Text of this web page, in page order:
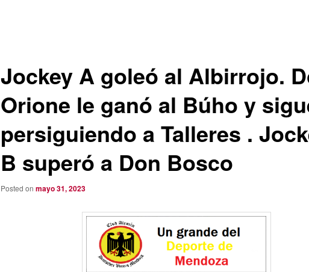
Jockey A goleó al Albirrojo.
Orione le ganó al Búho y
persiguiendo a Talleres .
B superó a Don Bosco
Posted on mayo 31, 2023